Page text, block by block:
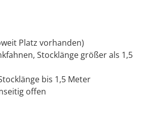
Platz vorhanden)
Stocklänge größer als 1,5
bis 1,5 Meter
offen